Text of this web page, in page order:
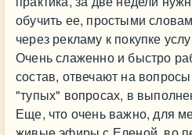
обучить ее, простыми
через рекламу к покупке
Очень слаженно и быстро
состав, отвечают на
"тупых" вопросах, в
Еще, что очень важно, для